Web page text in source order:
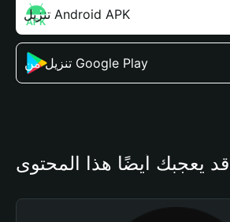
تنزيل Android APK
تنزيل من Google Play
قد يعجبك أيضًا هذا المحتوى